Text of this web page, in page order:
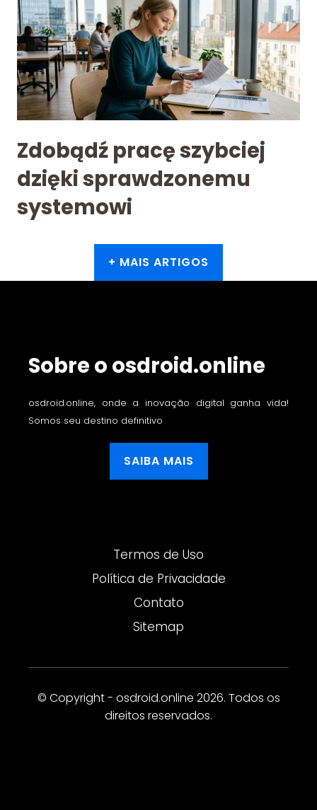
Zdobądź pracę szybciej
dzięki sprawdzonemu
systemowi
+ MAIS ARTIGOS
Sobre o osdroid.online
osdroid.online, onde a inovação digital ganha vida!
Somos seu destino definitivo
SAIBA MAIS
Termos de Uso
Política de Privacidade
Contato
Sitemap
© Copyright - osdroid.online 2026. Todos os
direitos reservados.